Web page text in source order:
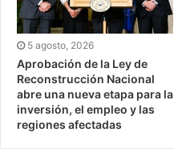
5 agosto, 2026
Aprobación de la Ley de
Reconstrucción Nacional
abre una nueva etapa para la
inversión, el empleo y las
regiones afectadas